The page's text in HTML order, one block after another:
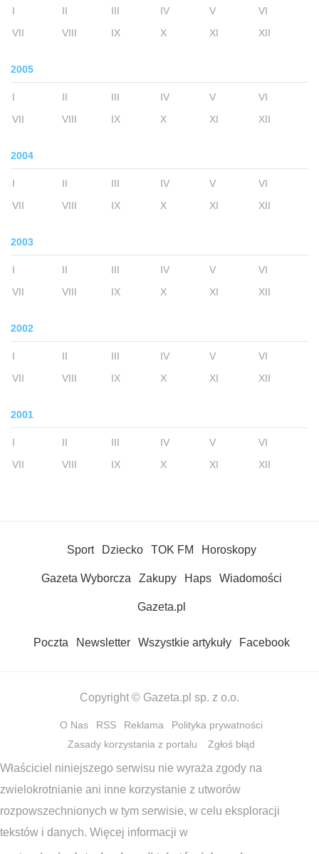
I II III IV V
VI
VII
VIII IX X XI XII
2005
I II III IV V
VI
VII
VIII IX X XI XII
2004
I II III IV V
VI
VII
VIII IX X XI XII
2003
I II III IV V
VI
VII
VIII IX X XI XII
2002
I II III IV V
VI
VII
VIII IX X XI XII
2001
I II III IV V
VI
VII
VIII IX X XI XII
Sport Dziecko TOK FM Horoskopy
Gazeta Wyborcza Zakupy Haps Wiadomości
Gazeta.pl
Poczta Newsletter Wszystkie artykuły Facebook
Copyright © Gazeta.pl sp. z o.o.
O Nas RSS Reklama
Polityka prywatności
Zasady korzystania z portalu
Zgłoś błąd
Właściciel niniejszego serwisu nie wyraża zgody na
zwielokrotnianie ani inne korzystanie z utworów
rozpowszechnionych w tym serwisie, w celu eksploracji
tekstów i danych. Więcej informacji w